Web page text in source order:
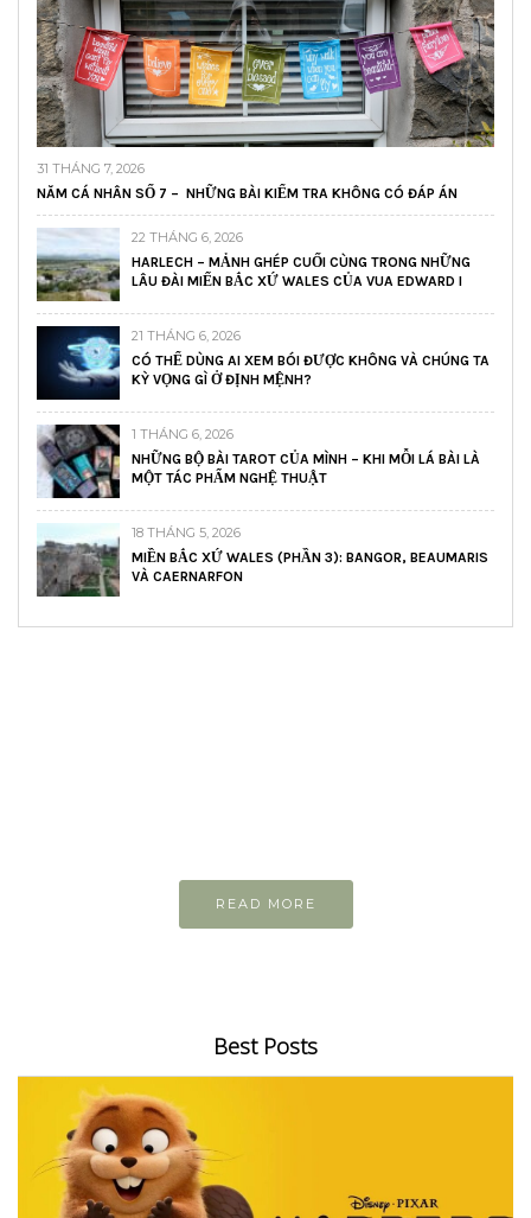
31 THÁNG 7, 2026
NĂM CÁ NHÂN SỐ 7 – NHỮNG BÀI KIỂM TRA KHÔNG CÓ ĐÁP ÁN
22 THÁNG 6, 2026
HARLECH – MẢNH GHÉP CUỐI CÙNG TRONG NHỮNG
LÂU ĐÀI MIẾN BẮC XỨ WALES CỦA VUA EDWARD I
21 THÁNG 6, 2026
CÓ THỂ DÙNG AI XEM BÓI ĐƯỢC KHÔNG VÀ CHÚNG TA
KỲ VỌNG GÌ Ở ĐỊNH MỆNH?
1 THÁNG 6, 2026
NHỮNG BỘ BÀI TAROT CỦA MÌNH – KHI MỖI LÁ BÀI LÀ
MỘT TÁC PHẨM NGHỆ THUẬT
18 THÁNG 5, 2026
MIỀN BẮC XỨ WALES (PHẦN 3): BANGOR, BEAUMARIS
VÀ CAERNARFON
READ MORE
Best Posts